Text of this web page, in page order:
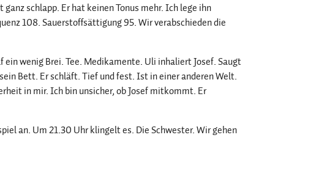
schlapp. Er hat keinen Tonus mehr. Ich lege ihn
108. Sauerstoffsättigung 95. Wir verabschieden die
wenig Brei. Tee. Medikamente. Uli inhaliert Josef. Saugt
Bett. Er schläft. Tief und fest. Ist in einer anderen Welt.
in mir. Ich bin unsicher, ob Josef mitkommt. Er
an. Um 21.30 Uhr klingelt es. Die Schwester. Wir gehen